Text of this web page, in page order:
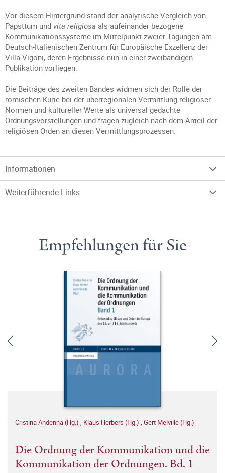
Vor diesem Hintergrund stand der analytische Vergleich von
Papsttum und vita religiosa als aufeinander bezogene
Kommunikationssysteme im Mittelpunkt zweier Tagungen am
Deutsch-Italienischen Zentrum für Europäische Exzellenz der
Villa Vigoni, deren Ergebnisse nun in einer zweibändigen
Publikation vorliegen.
Die Beiträge des zweiten Bandes widmen sich der Rolle der
römischen Kurie bei der überregionalen Vermittlung religiöser
Normen und kultureller Werte als universal gedachte
Ordnungsvorstellungen und fragen zugleich nach dem Anteil der
religiösen Orden an diesen Vermittlungsprozessen.
Informationen
Weiterführende Links
Empfehlungen für Sie
Cristina Andenna (Hg.) , Klaus Herbers (Hg.) , Gert Melville (Hg.)
Die Ordnung der Kommunikation und die
Kommunikation der Ordnungen. Bd. 1